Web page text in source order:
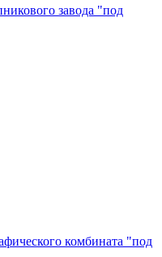
завода "под
комбината "под